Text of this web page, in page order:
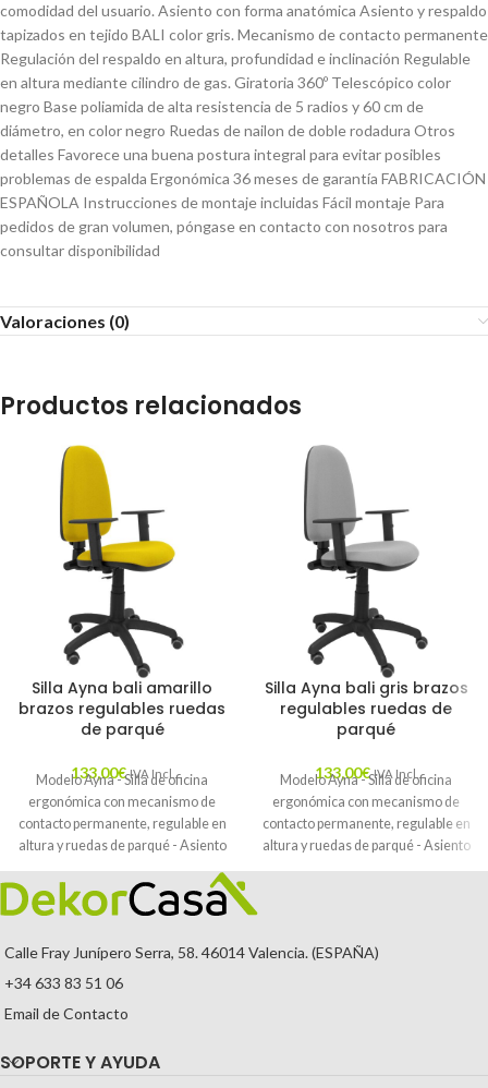
comodidad del usuario. Asiento con forma anatómica Asiento y respaldo
tapizados en tejido BALI color gris. Mecanismo de contacto permanente
Regulación del respaldo en altura, profundidad e inclinación Regulable
en altura mediante cilindro de gas. Giratoria 360º Telescópico color
negro Base poliamida de alta resistencia de 5 radios y 60 cm de
diámetro, en color negro Ruedas de nailon de doble rodadura Otros
detalles Favorece una buena postura integral para evitar posibles
problemas de espalda Ergonómica 36 meses de garantía FABRICACIÓN
ESPAÑOLA Instrucciones de montaje incluidas Fácil montaje Para
pedidos de gran volumen, póngase en contacto con nosotros para
consultar disponibilidad
Valoraciones (0)
Productos relacionados
Silla Ayna bali amarillo
brazos regulables ruedas
de parqué
133,00€ IVA Incl.
Modelo Ayna - Silla de oficina
ergonómica con mecanismo de
contacto permanente, regulable en
altura y ruedas de parqué - Asiento
y respaldo tapizados en tejido BALI
color amarillo (BRAZOS
REGULABLES EN ALTURA)
Silla Ayna bali gris brazos
regulables ruedas de
parqué
133,00€ IVA Incl.
Modelo Ayna - Silla de oficina
ergonómica con mecanismo de
contacto permanente, regulable en
altura y ruedas de parqué - Asiento
y respaldo tapizados en tejido BALI
Calle Fray Junípero Serra, 58. 46014 Valencia. (ESPAÑA)
+34 633 83 51 06
Email de Contacto
SOPORTE Y AYUDA